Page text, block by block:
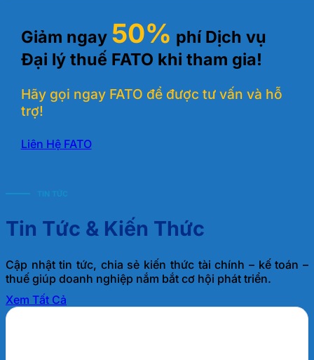
Giảm ngay 50% phí Dịch vụ
Đại lý thuế FATO khi tham gia!
Hãy gọi ngay FATO để được tư vấn và hỗ
trợ!
Liên Hệ FATO
TIN TỨC
Tin Tức & Kiến Thức
Cập nhật tin tức, chia sẻ kiến thức tài chính – kế toán –
thuế giúp doanh nghiệp nắm bắt cơ hội phát triển.
Xem Tất Cả